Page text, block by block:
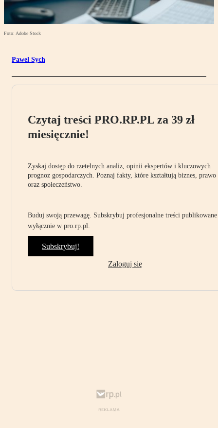
Foto: Adobe Stock
Paweł Sych
Czytaj treści PRO.RP.PL za 39 zł
miesięcznie!
Zyskaj dostęp do rzetelnych analiz, opinii ekspertów i kluczowych
prognoz gospodarczych. Poznaj fakty, które kształtują biznes, prawo
oraz społeczeństwo.
Buduj swoją przewagę. Subskrybuj profesjonalne treści publikowane
wyłącznie w pro.rp.pl.
Subskrybuj!
Zaloguj się